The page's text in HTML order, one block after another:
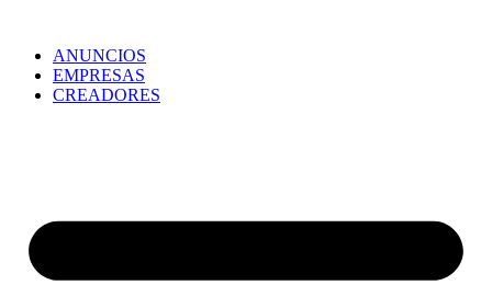
ANUNCIOS
EMPRESAS
CREADORES